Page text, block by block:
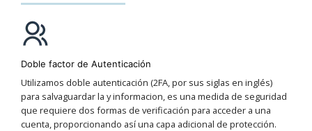
Doble factor de Autenticación
Utilizamos doble autenticación (2FA, por sus siglas en inglés)
para salvaguardar la y informacion, es una medida de seguridad
que requiere dos formas de verificación para acceder a una
cuenta, proporcionando así una capa adicional de protección.